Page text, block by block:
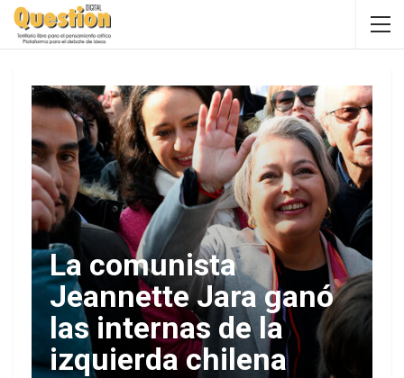
La comunista
Jeannette Jara ganó
las internas de la
izquierda chilena